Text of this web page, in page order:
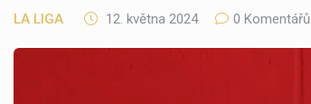
LA LIGA 12. května 2024 0 Komentářů